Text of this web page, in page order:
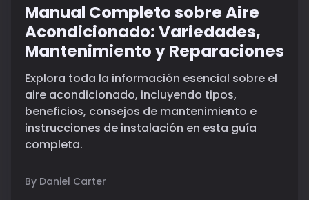
Manual Completo sobre Aire
Acondicionado: Variedades,
Mantenimiento y Reparaciones
Explora toda la información esencial sobre el
aire acondicionado, incluyendo tipos,
beneficios, consejos de mantenimiento e
instrucciones de instalación en esta guía
completa.
By Daniel Carter